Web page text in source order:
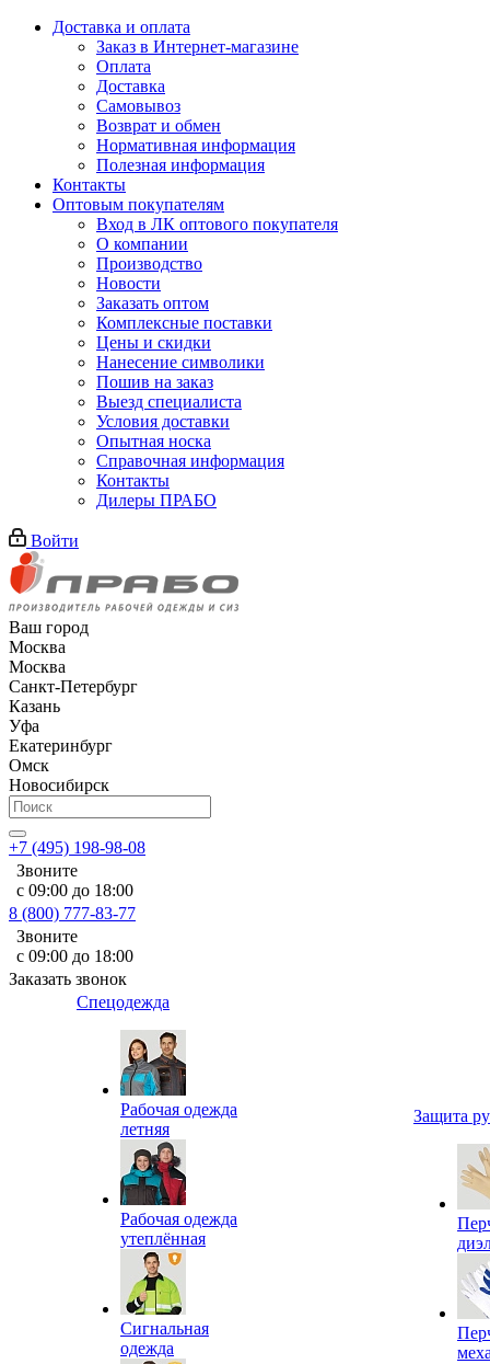
Доставка и оплата
Заказ в Интернет-магазине
Оплата
Доставка
Самовывоз
Возврат и обмен
Нормативная информация
Полезная информация
Контакты
Оптовым покупателям
Вход в ЛК оптового покупателя
О компании
Производство
Новости
Заказать оптом
Комплексные поставки
Цены и скидки
Нанесение символики
Пошив на заказ
Выезд специалиста
Условия доставки
Опытная носка
Справочная информация
Контакты
Дилеры ПРАБО
Войти
Ваш город
Москва
Москва
Санкт-Петербург
Казань
Уфа
Екатеринбург
Омск
Новосибирск
+7 (495) 198-98-08
Звоните
с 09:00 до 18:00
8 (800) 777-83-77
Звоните
с 09:00 до 18:00
Заказать звонок
Спецодежда
Рабочая одежда
летняя
Рабочая одежда
утеплённая
Сигнальная
одежда
Защита